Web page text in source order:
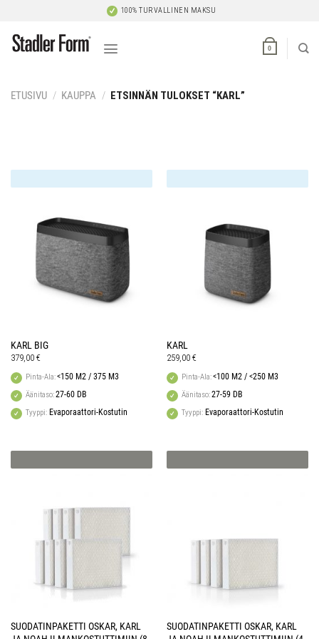
content
100% TURVALLINEN MAKSU
0
ETUSIVU / KAUPPA / ETSINNÄN TULOKSET “KARL”
KARL BIG
379,00 €
Pinta-Ala:<150 M2 / 375 M3
Äänitaso:27-60 DB
Tyyppi:Evaporaattori-Kostutin
KARL
259,00 €
Pinta-Ala:<100 M2 / <250 M3
Äänitaso:27-59 DB
Tyyppi:Evaporaattori-Kostutin
SUODATINPAKETTI OSKAR, KARL
SUODATINPAKETTI OSKAR, KARL